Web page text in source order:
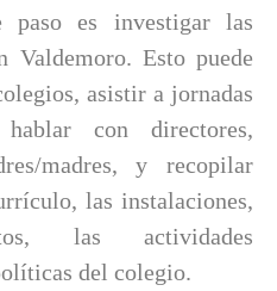
paso es investigar las
Valdemoro. Esto puede
asistir a jornadas
con directores,
madres, y recopilar
las instalaciones,
las actividades
del colegio.